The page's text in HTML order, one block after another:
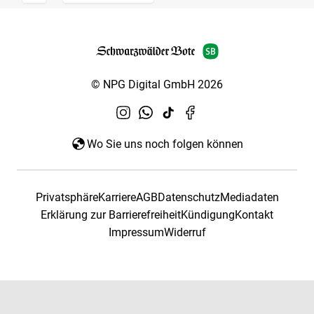
© NPG Digital GmbH 2026
Wo Sie uns noch folgen können
PrivatsphäreKarriereAGBDatenschutzMediadaten
Erklärung zur BarrierefreiheitKündigungKontakt
ImpressumWiderruf